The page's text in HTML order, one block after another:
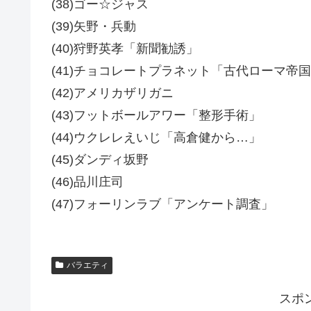
(38)ゴー☆ジャス
(39)矢野・兵動
(40)狩野英孝「新聞勧誘」
(41)チョコレートプラネット「古代ローマ帝国
(42)アメリカザリガニ
(43)フットボールアワー「整形手術」
(44)ウクレレえいじ「高倉健から…」
(45)ダンディ坂野
(46)品川庄司
(47)フォーリンラブ「アンケート調査」
バラエティ
スポ